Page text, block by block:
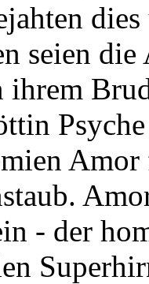
seien
- der